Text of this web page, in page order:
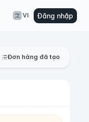
VI Đăng nhập
Đơn hàng đã tạo